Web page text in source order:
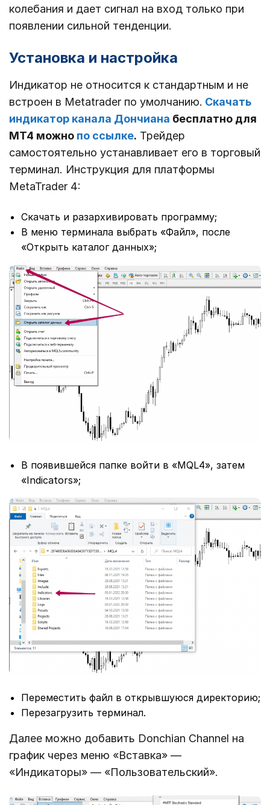
колебания и дает сигнал на вход только при
появлении сильной тенденции.
Установка и настройка
Индикатор не относится к стандартным и не
встроен в Metatrader по умолчанию. Скачать
индикатор канала Дончиана бесплатно для
МТ4 можно по ссылке. Трейдер
самостоятельно устанавливает его в торговый
терминал. Инструкция для платформы
MetaTrader 4:
Скачать и разархивировать программу;
В меню терминала выбрать «Файл», после
«Открыть каталог данных»;
В появившейся папке войти в «MQL4», затем
«Indicators»;
Переместить файл в открывшуюся директорию;
Перезагрузить терминал.
Далее можно добавить Donchian Channel на
график через меню «Вставка» ―
«Индикаторы» ― «Пользовательский».